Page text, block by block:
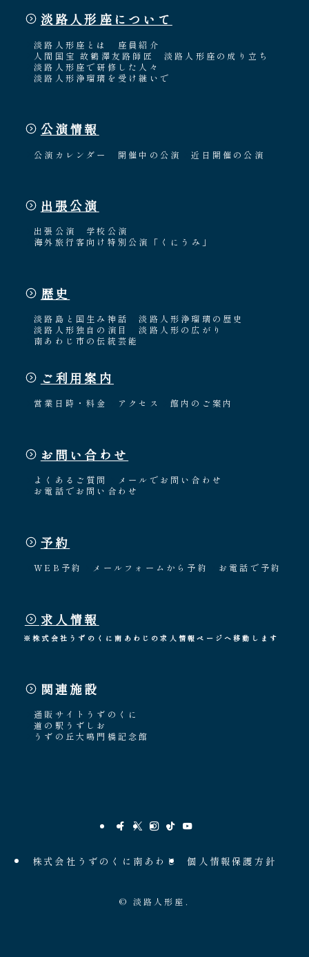
淡路人形座について
淡路人形座とは
座員紹介
人間国宝 故鶴澤友路師匠
淡路人形座の成り立ち
淡路人形座で研修した人々
淡路人形浄瑠璃を受け継いで
公演情報
公演カレンダー 開催中の公演 近日開催の公演
出張公演
出張公演
学校公演
海外旅行客向け特別公演「くにうみ」
歴史
淡路島と国生み神話
淡路人形浄瑠璃の歴史
淡路人形独自の演目
淡路人形の広がり
南あわじ市の伝統芸能
ご利用案内
営業日時・料金 アクセス 館内のご案内
お問い合わせ
よくあるご質問
メールでお問い合わせ
お電話でお問い合わせ
予約
WEB予約 メールフォームから予約 お電話で予約
求人情報
※株式会社うずのくに南あわじの求人情報ページへ移動します
関連施設
通販サイトうずのくに
道の駅うずしお
うずの丘大鳴門橋記念館
株式会社うずのくに南あわじ 個人情報保護方針
© 淡路人形座.